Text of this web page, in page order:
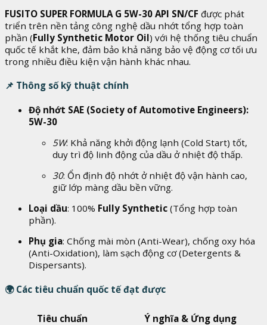
FUSITO SUPER FORMULA G 5W-30 API SN/CF được phát
triển trên nền tảng công nghệ dầu nhớt tổng hợp toàn
phần (Fully Synthetic Motor Oil) với hệ thống tiêu chuẩn
quốc tế khắt khe, đảm bảo khả năng bảo vệ động cơ tối ưu
trong nhiều điều kiện vận hành khác nhau.
📌 Thông số kỹ thuật chính
Độ nhớt SAE (Society of Automotive Engineers):
5W-30
5W: Khả năng khởi động lạnh (Cold Start) tốt,
duy trì độ linh động của dầu ở nhiệt độ thấp.
30: Ổn định độ nhớt ở nhiệt độ vận hành cao,
giữ lớp màng dầu bền vững.
Loại dầu: 100% Fully Synthetic (Tổng hợp toàn
phần).
Phụ gia: Chống mài mòn (Anti-Wear), chống oxy hóa
(Anti-Oxidation), làm sạch động cơ (Detergents &
Dispersants).
🌍 Các tiêu chuẩn quốc tế đạt được
Tiêu chuẩn Ý nghĩa & Ứng dụng